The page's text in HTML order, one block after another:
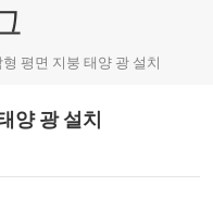
평면 지붕 태양 광 설치
양 광 설치